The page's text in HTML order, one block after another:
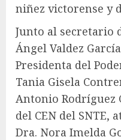
niñez victorense y
Junto al secretario
Ángel Valdez
Presidenta del
Tania Gisela
Antonio Rodríguez
del CEN del SNTE,
Dra. Nora Imelda